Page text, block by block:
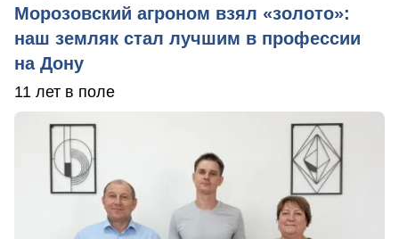
Морозовский агроном взял «золото»:
наш земляк стал лучшим в профессии
на Дону
11 лет в поле